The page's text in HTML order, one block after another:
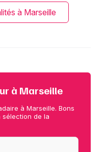
à Marseille
à Marseille
à Marseille. Bons
sélection de la